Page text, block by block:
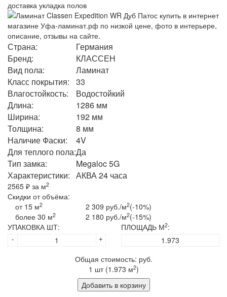
доставка укладка полов
Страна:
Германия
Бренд:
КЛАССЕН
Вид пола:
Ламинат
Класс покрытия:
33
Влагостойкость:
Водостойкий
Длина:
1286 мм
Ширина:
192 мм
Толщина:
8 мм
Наличие Фаски:
4V
Для теплого пола:Да
Тип замка:
Megaloc 5G
Характеристики: АКВА 24 часа
2565 ₽ за м2
Скидки от объёма:
от 15 м2 2 309 руб./м2(-10%)
более 30 м2 2 180 руб./м2(-15%)
УПАКОВКА ШТ:
+
-
ПЛОЩАДЬ М2:
Общая стоимость: руб.
1 шт (1.973 м2)
Добавить в корзину